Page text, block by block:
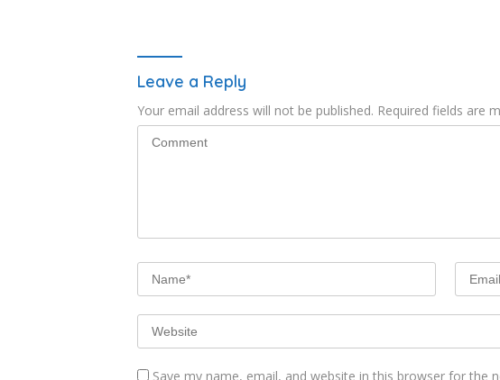
Leave a Reply
Your email address will not be published. Required fields are
Save my name, email, and website in this browser for the